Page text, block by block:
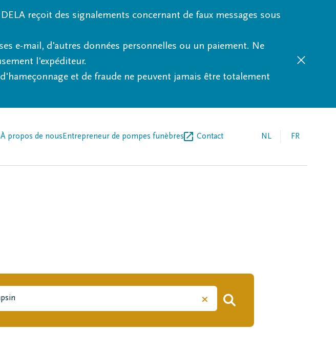
DELA reçoit des signalements concernant de faux messages sous
e-mail, d'autres données personnelles ou un paiement. Ne
l'expéditeur.
et de fraude ne peuvent jamais être totalement
À propos de nous Entrepreneur de pompes funèbres Contact NL FR
×